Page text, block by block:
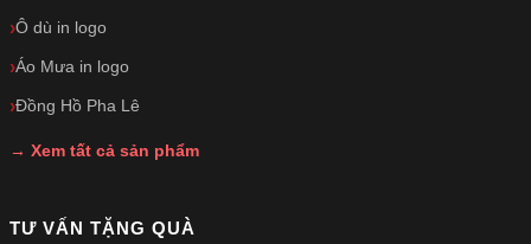
Ô dù in logo
Áo Mưa in logo
Đồng Hồ Pha Lê
→ Xem tất cả sản phẩm
TƯ VẤN TẶNG QUÀ